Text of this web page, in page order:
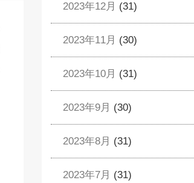
2023年12月 (31)
2023年11月 (30)
2023年10月 (31)
2023年9月 (30)
2023年8月 (31)
2023年7月 (31)